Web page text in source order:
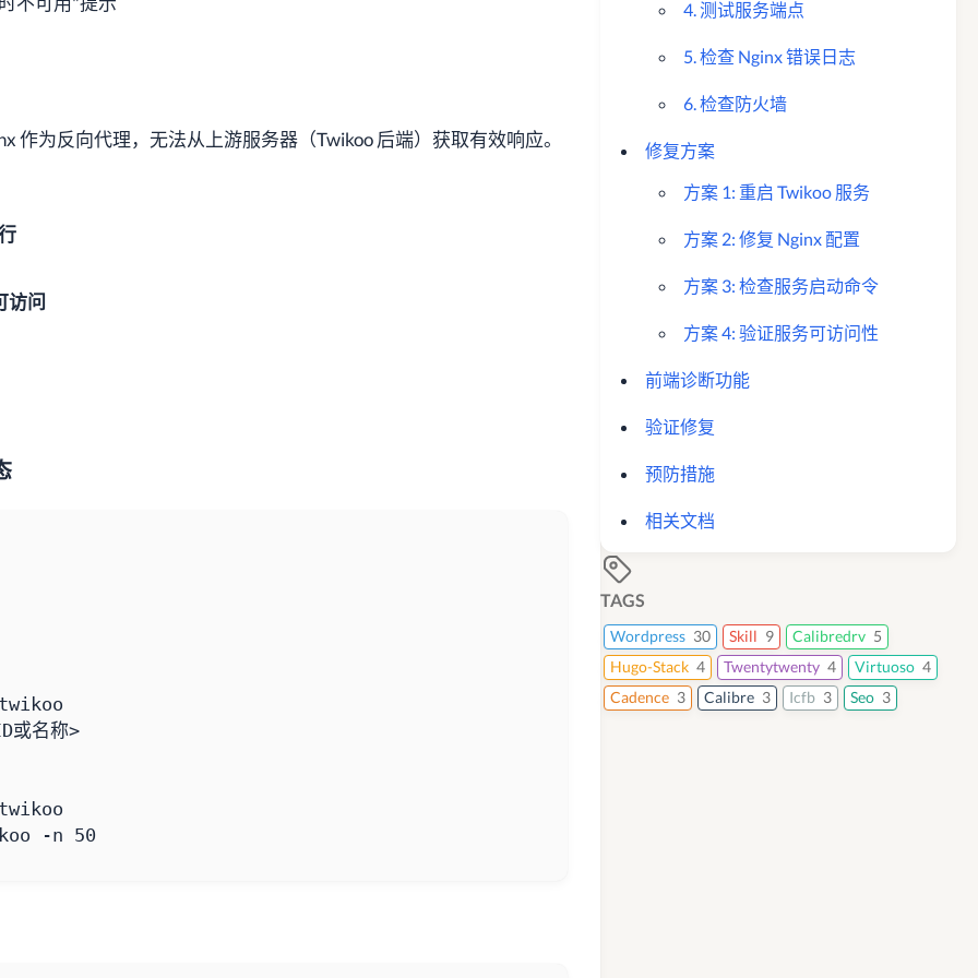
4. 测试服务端点
5. 检查 Nginx 错误日志
6. 检查防火墙
修复方案
方案 1: 重启 Twikoo 服务
方案 2: 修复 Nginx 配置
方案 3: 检查服务启动命令
方案 4: 验证服务可访问性
前端诊断功能
验证修复
预防措施
相关文档
TAGS
Wordpress 30 Skill 9 Calibredrv 5
Hugo-Stack 4 Twentytwenty 4 Virtuoso 4
Cadence 3 Calibre 3 Icfb 3 Seo 3
作为反向代理，无法从上游服务器（Twikoo 后端）获取有效响应。
访问
docker logs <容器ID或名称>
-n 50